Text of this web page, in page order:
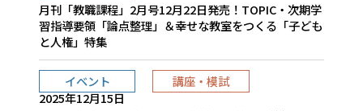
月刊「教職課程」2月号12月22日発売！TOPIC・次期学
習指導要領「論点整理」＆幸せな教室をつくる「子ども
と人権」特集
2025年12月15日
イベント 講座・模試